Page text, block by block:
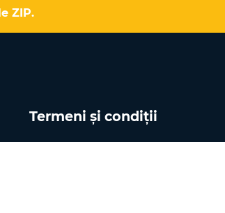
ZIP.
Termeni și condiții